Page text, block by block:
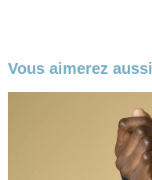
Vous aimerez aussi